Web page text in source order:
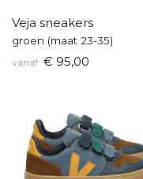
Veja sneakers
groen (maat 23-35)
vanaf € 95,00